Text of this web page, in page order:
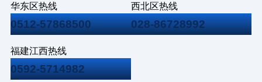
华东区热线
0512-57868500
西北区热线
028-86728992
福建江西热线
0592-5714982